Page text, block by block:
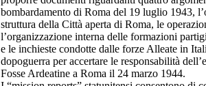
bombardamento di Roma del 19 luglio 1943,
struttura della Città aperta di Roma, le
l’organizzazione interna delle formazioni
e le inchieste condotte dalle forze Alleate in
dopoguerra per accertare le responsabilità
Fosse Ardeatine a Roma il 24 marzo 1944.